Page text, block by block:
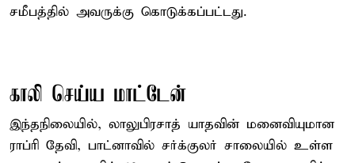
சமீபத்தில் அவருக்கு கொடுக்கப்பட்டது.
காலி செய்ய மாட்டேன்
இந்தநிலையில், லாலுபிரசாத் யாதவின் மனைவியுமான
ராப்ரி தேவி, பாட்னாவில் சர்க்குலர் சாலையில் உள்ள